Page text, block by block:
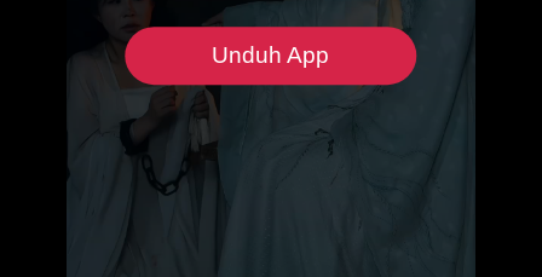
Unduh App